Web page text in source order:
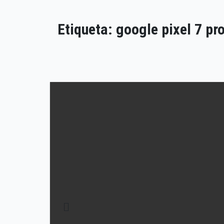
Etiqueta: google pixel 7